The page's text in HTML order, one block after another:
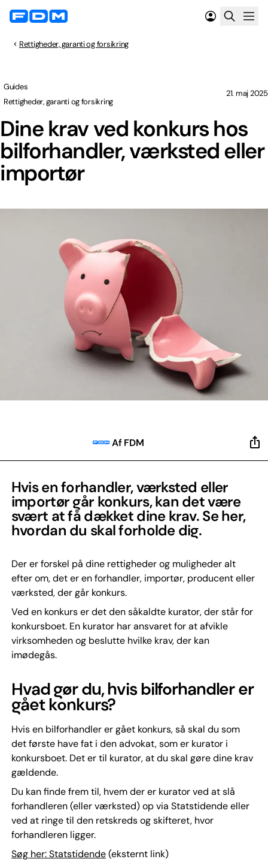
Rettigheder, garanti og forsikring
Dine krav ved konkurs hos
bilforhandler, værksted eller
importør
Guides
Rettigheder, garanti og forsikring
21. maj 2025
Af FDM
Hvis en forhandler, værksted eller
importør går konkurs, kan det være
svært at få dækket dine krav. Se her,
hvordan du skal forholde dig.
Der er forskel på dine rettigheder og muligheder alt
efter om, det er en forhandler, importør, producent eller
værksted, der går konkurs.
Ved en konkurs er det den såkaldte kurator, der står for
konkursboet. En kurator har ansvaret for at afvikle
virksomheden og beslutte hvilke krav, der kan
imødegås.
Hvad gør du, hvis bilforhandler er
gået konkurs?
Hvis en bilforhandler er gået konkurs, så skal du som
det første have fat i den advokat, som er kurator i
konkursboet. Det er til kurator, at du skal gøre dine krav
gældende.
Du kan finde frem til, hvem der er kurator ved at slå
forhandleren (eller værksted) op via Statstidende eller
ved at ringe til den retskreds og skifteret, hvor
forhandleren ligger.
Søg her: Statstidende(eksternt link)